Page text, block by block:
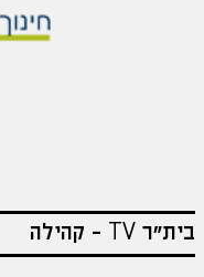
בית"ר TV - קהילה